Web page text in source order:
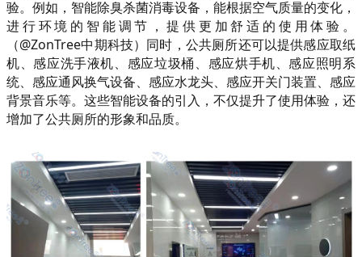
验。例如，智能除臭杀菌消毒设备，能根据空气质量的变化，
进行环境的智能调节，提供更加舒适的使用体验。
（@ZonTree中期科技）同时，公共厕所还可以提供感应取纸
机、感应洗手液机、感应垃圾桶、感应烘手机、感应照明系
统、感应通风换气设备、感应水龙头、感应开关门装置、感应
背景音乐等。这些智能设备的引入，不仅提升了使用体验，还
增加了公共厕所的形象和品质。